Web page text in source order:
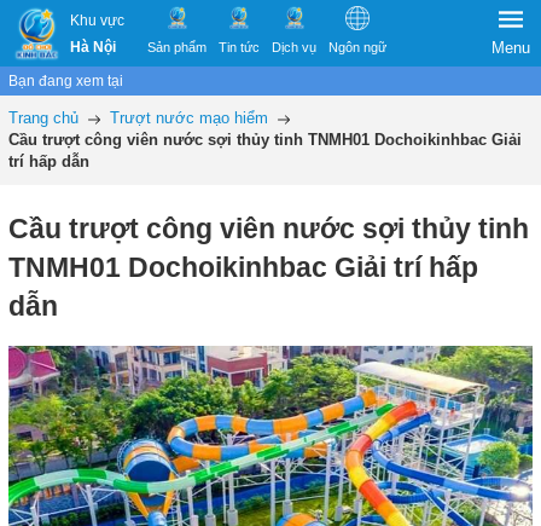
Khu vực
Hà Nội
Sản phẩm Tin tức Dịch vụ Ngôn ngữ Menu
Bạn đang xem tại
Trang chủ
Trượt nước mạo hiểm
Cầu trượt công viên nước sợi thủy tinh TNMH01 Dochoikinhbac Giải
trí hấp dẫn
Cầu trượt công viên nước sợi thủy tinh
TNMH01 Dochoikinhbac Giải trí hấp
dẫn